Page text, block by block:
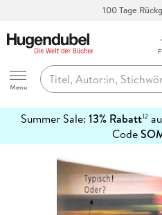
100 Tage
Hugendubel
Menu
Summer Sale: 13% Rabatt12
Code
erfahren